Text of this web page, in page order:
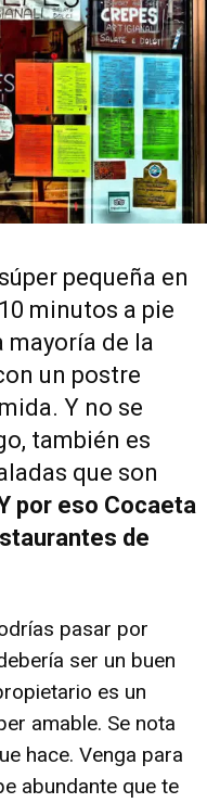
pequeña en
minutos a pie
mayoría de la
un postre
Y no se
también es
que son
por eso Cocaeta
de
pasar por
ser un buen
es un
amable. Se nota
hace. Venga para
abundante que te